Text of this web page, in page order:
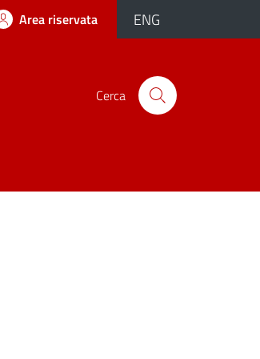
Area riservata ENG
Cerca